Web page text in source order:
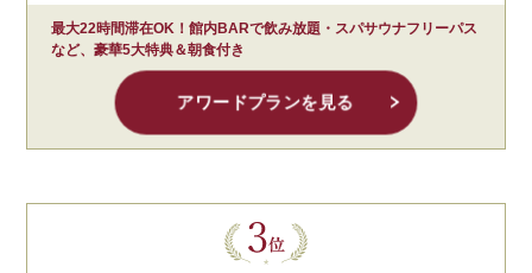
最大22時間滞在OK！館内BARで飲み放題・スパサウナフリーパス
など、豪華5大特典＆朝食付き
アワードプランを見る